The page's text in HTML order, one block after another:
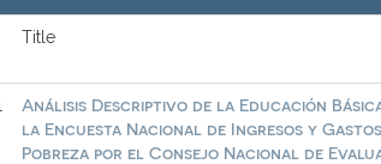
Title
Análisis Descriptivo de la Educación
la Encuesta Nacional de Ingresos y
Pobreza por el Consejo Nacional de